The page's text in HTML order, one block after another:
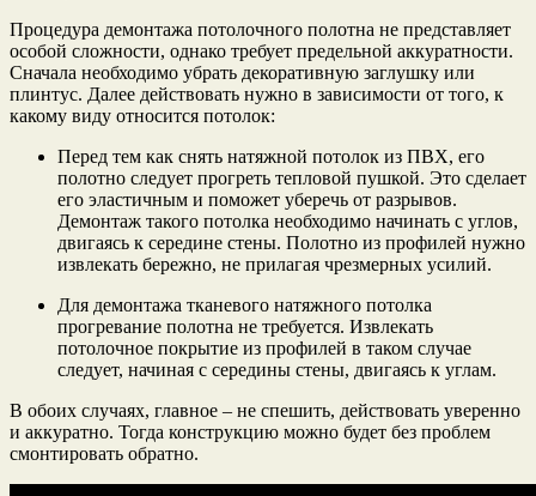
Процедура демонтажа потолочного полотна не представляет
особой сложности, однако требует предельной аккуратности.
Сначала необходимо убрать декоративную заглушку или
плинтус. Далее действовать нужно в зависимости от того, к
какому виду относится потолок:
Перед тем как снять натяжной потолок из ПВХ, его
полотно следует прогреть тепловой пушкой. Это сделает
его эластичным и поможет уберечь от разрывов.
Демонтаж такого потолка необходимо начинать с углов,
двигаясь к середине стены. Полотно из профилей нужно
извлекать бережно, не прилагая чрезмерных усилий.
Для демонтажа тканевого натяжного потолка
прогревание полотна не требуется. Извлекать
потолочное покрытие из профилей в таком случае
следует, начиная с середины стены, двигаясь к углам.
В обоих случаях, главное – не спешить, действовать уверенно
и аккуратно. Тогда конструкцию можно будет без проблем
смонтировать обратно.